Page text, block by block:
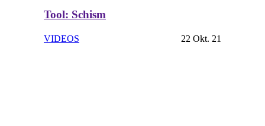
Tool: Schism
VIDEOS 22 Okt. 21